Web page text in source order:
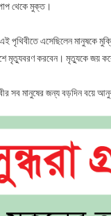
থেকে মুক্ত।
পৃথিবীতে এসেছিলেন মানুষকে
মৃত্যুবরণ করবেন। মৃত্যুকে জয়
সব মানুষের জন্য বড়দিন